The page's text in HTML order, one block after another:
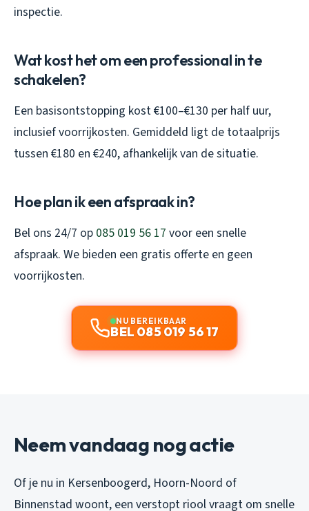
inspectie.
Wat kost het om een professional in te
schakelen?
Een basisontstopping kost €100–€130 per half uur,
inclusief voorrijkosten. Gemiddeld ligt de totaalprijs
tussen €180 en €240, afhankelijk van de situatie.
Hoe plan ik een afspraak in?
Bel ons 24/7 op 085 019 56 17 voor een snelle
afspraak. We bieden een gratis offerte en geen
voorrijkosten.
NU BEREIKBAAR
BEL 085 019 56 17
Neem vandaag nog actie
Of je nu in Kersenboogerd, Hoorn-Noord of
Binnenstad woont, een verstopt riool vraagt om snelle